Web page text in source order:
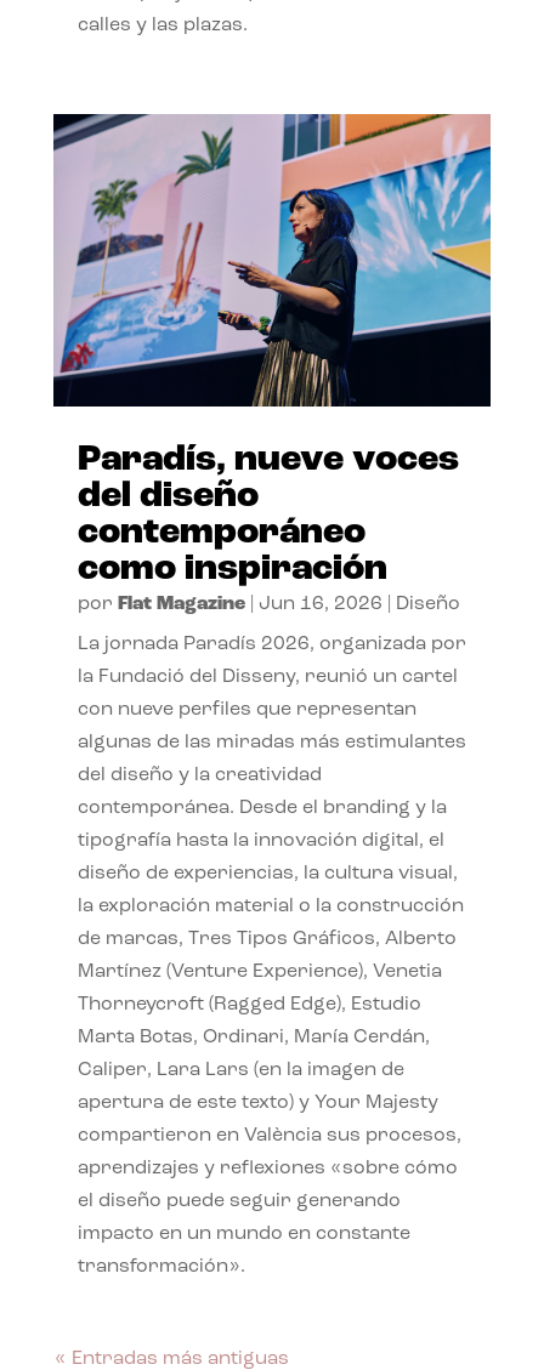
calles y las plazas.
Paradís, nueve voces
del diseño
contemporáneo
como inspiración
por Flat Magazine| Jun 16, 2026 Diseño
La jornada Paradís 2026, organizada por
la Fundació del Disseny, reunió un cartel
con nueve perfiles que representan
algunas de las miradas más estimulantes
del diseño y la creatividad
contemporánea. Desde el branding y la
tipografía hasta la innovación digital, el
diseño de experiencias, la cultura visual,
la exploración material o la construcción
de marcas, Tres Tipos Gráficos, Alberto
Martínez (Venture Experience), Venetia
Thorneycroft (Ragged Edge), Estudio
Marta Botas, Ordinari, María Cerdán,
Caliper, Lara Lars (en la imagen de
apertura de este texto) y Your Majesty
compartieron en València sus procesos,
aprendizajes y reflexiones «sobre cómo
el diseño puede seguir generando
impacto en un mundo en constante
transformación».
« Entradas más antiguas